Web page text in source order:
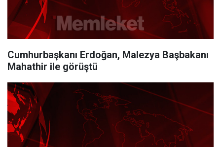
Cumhurbaşkanı Erdoğan, Malezya Başbakanı
Mahathir ile görüştü